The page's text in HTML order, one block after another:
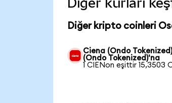
Diğer kripto coinleri
Ciena (Ondo
(Ondo Tokenized)'na
1 CIENon eşittir 15,3503